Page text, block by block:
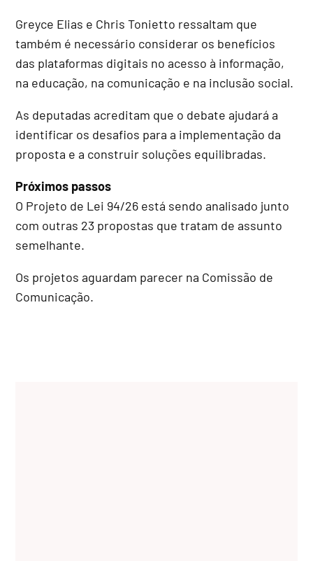
Greyce Elias e Chris Tonietto ressaltam que
também é necessário considerar os benefícios
das plataformas digitais no acesso à informação,
na educação, na comunicação e na inclusão social.
As deputadas acreditam que o debate ajudará a
identificar os desafios para a implementação da
proposta e a construir soluções equilibradas.
Próximos passos
O Projeto de Lei 94/26 está sendo analisado junto
com outras 23 propostas que tratam de assunto
semelhante.
Os projetos aguardam parecer na Comissão de
Comunicação.